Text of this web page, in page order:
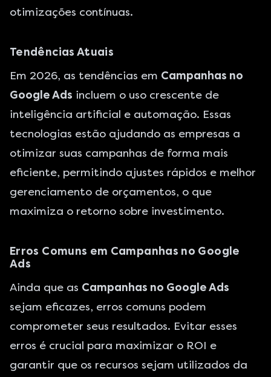
otimizações contínuas.
Tendências Atuais
Em 2026, as tendências em Campanhas no
Google Ads incluem o uso crescente de
inteligência artificial e automação. Essas
tecnologias estão ajudando as empresas a
otimizar suas campanhas de forma mais
eficiente, permitindo ajustes rápidos e melhor
gerenciamento de orçamentos, o que
maximiza o retorno sobre investimento.
Erros Comuns em Campanhas no Google
Ads
Ainda que as Campanhas no Google Ads
sejam eficazes, erros comuns podem
comprometer seus resultados. Evitar esses
erros é crucial para maximizar o ROI e
garantir que os recursos sejam utilizados da